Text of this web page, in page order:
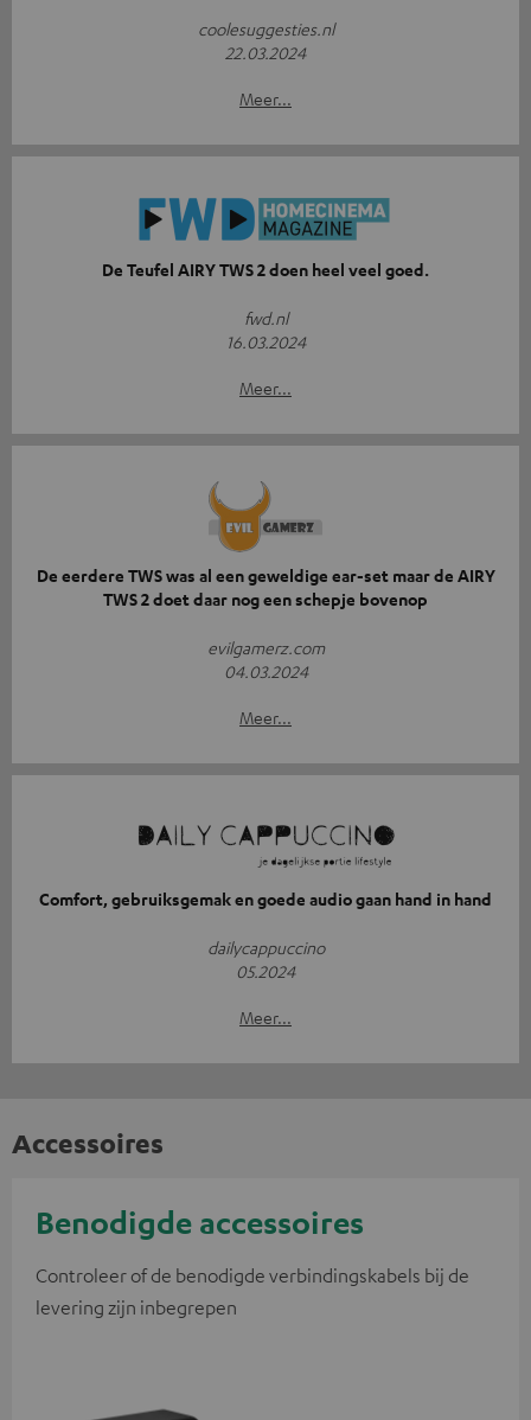
coolesuggesties.nl
22.03.2024
Meer...
De Teufel AIRY TWS 2 doen heel veel goed.
fwd.nl
16.03.2024
Meer...
De eerdere TWS was al een geweldige ear-set maar de AIRY
TWS 2 doet daar nog een schepje bovenop
evilgamerz.com
04.03.2024
Meer...
Comfort, gebruiksgemak en goede audio gaan hand in hand
dailycappuccino
05.2024
Meer...
Accessoires
Benodigde accessoires
Controleer of de benodigde verbindingskabels bij de
levering zijn inbegrepen